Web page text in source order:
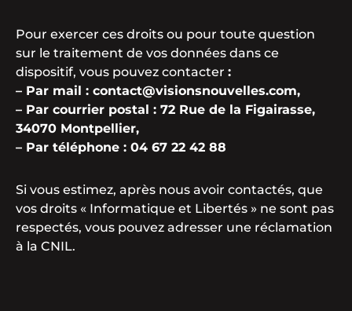
Pour exercer ces droits ou pour toute question
sur le traitement de vos données dans ce
dispositif, vous pouvez contacter :
– Par mail : contact@visionsnouvelles.com,
– Par courrier postal : 72 Rue de la Figairasse,
34070 Montpellier,
– Par téléphone : 04 67 22 42 88
Si vous estimez, après nous avoir contactés, que
vos droits « Informatique et Libertés » ne sont pas
respectés, vous pouvez adresser une réclamation
à la CNIL.